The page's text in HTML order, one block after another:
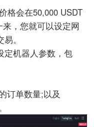
会在50,000 USDT
，您就可以设定网
。
机器人参数，包
订单数量;以及